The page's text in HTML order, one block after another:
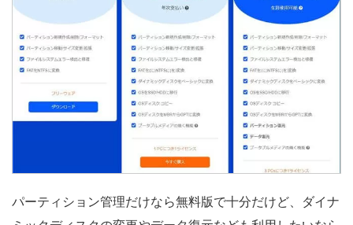
パーティション管理だけなら無料版で十分だけど、ダイナ